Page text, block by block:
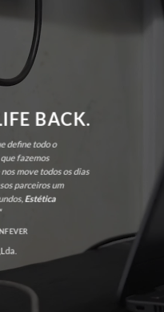
BACK.
define todo o
fazemos
move todos os dias
parceiros um
Estética